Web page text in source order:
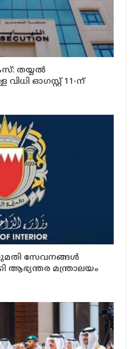
തയ്യൽ
ഓഗസ്റ്റ് 11-ന്
സേവനങ്ങൾ
ആഭ്യന്തര മന്ത്രാലയം